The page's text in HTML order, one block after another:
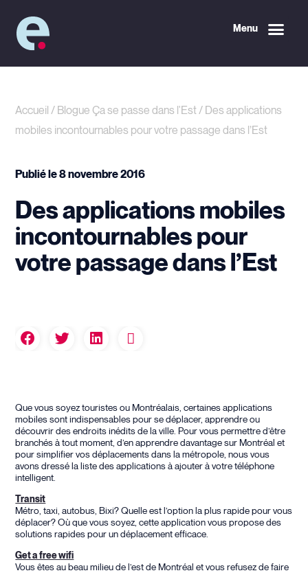
Menu
Accueil / Blogue Ça se passe dans l'Est/ Des applications
mobiles incontournables pour votre passage dans l’Est
Publié le8 novembre 2016
Des applications mobiles
incontournables pour
votre passage dans l’Est
Que vous soyez touristes ou Montréalais, certaines applications
mobiles sont indispensables pour se déplacer, apprendre ou
découvrir des endroits inédits de la ville. Pour vous permettre d’être
branchés à tout moment, d’en apprendre davantage sur Montréal et
pour simplifier vos déplacements dans la métropole, nous vous
avons dressé la liste des applications à ajouter à votre téléphone
intelligent.
Transit
Métro, taxi, autobus, Bixi? Quelle est l’option la plus rapide pour vous
déplacer? Où que vous soyez, cette application vous propose des
solutions rapides pour un déplacement efficace.
Get a free wifi
Vous êtes au beau milieu de l’est de Montréal et vous refusez de faire